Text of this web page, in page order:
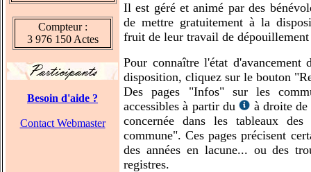
Compteur :
3 976 150 Actes
Besoin d'aide ?
Contact Webmaster
Il est géré et animé par des
de mettre gratuitement à la
fruit de leur travail de
Pour connaître l'état d'avancement
disposition, cliquez sur le bouton
Des pages "Infos" sur les
accessibles à partir du
à droite
concernée dans les tableaux des
commune". Ces pages précisent
des années en lacune... ou des
registres.